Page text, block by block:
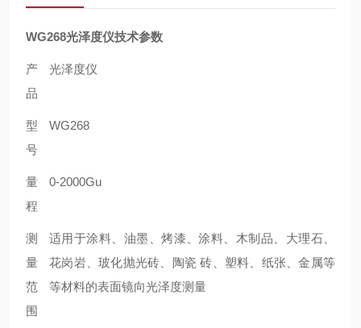
WG268光泽度仪技术参数
产
品
光泽度仪
型
号
WG268
量
程
0-2000Gu
测
量
范
围
适用于涂料、油墨、烤漆、涂料、木制品、大理石、
花岗岩、玻化抛光砖、陶瓷 砖、塑料、纸张、金属等
等材料的表面镜向光泽度测量